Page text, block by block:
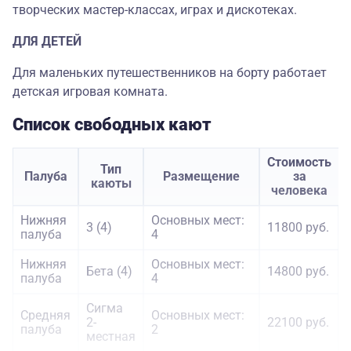
творческих мастер-классах, играх и дискотеках.
ДЛЯ ДЕТЕЙ
Для маленьких путешественников на борту работает
детская игровая комната.
Список свободных кают
Палуба
Тип
каюты
Размещение
Стоимость
за
человека
Нижняя
палуба
3 (4)
Основных мест:
4
11800 руб.
Нижняя
палуба
Бета (4)
Основных мест:
4
14800 руб.
Средняя
палуба
Сигма
2-
местная
Основных мест:
2
22100 руб.